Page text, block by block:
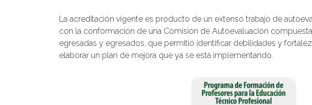
La acreditación vigente es producto de un extenso trabajo de
con la conformación de una Comisión de Autoevaluación
egresadas y egresados, que permitió identificar debilidades y
elaborar un plan de mejora que ya se está implementando.